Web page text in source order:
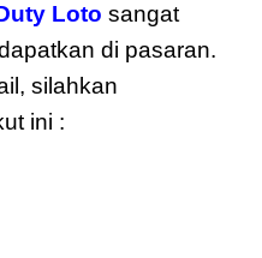
Loto sangat
di pasaran.
silahkan
ini :